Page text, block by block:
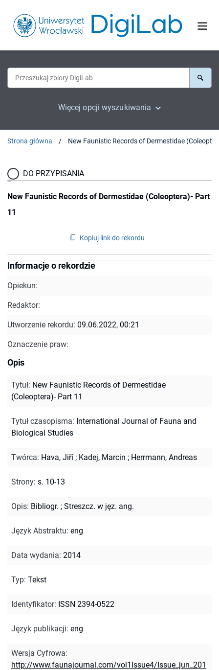
Więcej opcji wyszukiwania
Strona główna
DO PRZYPISANIA
New Faunistic Records of Dermestidae (Coleoptera)- Part
11
Kopiuj link do rekordu
Informacje o rekordzie
Opiekun:
Redaktor:
Utworzenie rekordu: 09.06.2022, 00:21
Oznaczenie praw:
Opis
Tytuł: New Faunistic Records of Dermestidae
(Coleoptera)- Part 11
Tytuł czasopisma: International Journal of Fauna and
Biological Studies
Twórca: Hava, Jiří ; Kadej, Marcin ; Herrmann, Andreas
Strony: s. 10-13
Opis: Bibliogr. ; Streszcz. w jęz. ang.
Język Abstraktu: eng
Data wydania: 2014
Typ: Tekst
Identyfikator: ISSN 2394-0522
Język publikacji: eng
Wersja Cyfrowa:
http://www.faunajournal.com/vol1Issue4/Issue_jun_201